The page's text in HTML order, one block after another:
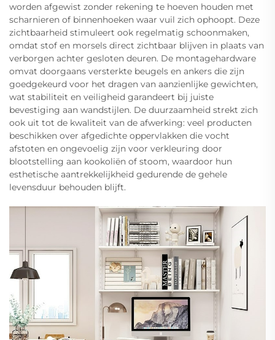
worden afgewist zonder rekening te hoeven houden met
scharnieren of binnenhoeken waar vuil zich ophoopt. Deze
zichtbaarheid stimuleert ook regelmatig schoonmaken,
omdat stof en morsels direct zichtbaar blijven in plaats van
verborgen achter gesloten deuren. De montagehardware
omvat doorgaans versterkte beugels en ankers die zijn
goedgekeurd voor het dragen van aanzienlijke gewichten,
wat stabiliteit en veiligheid garandeert bij juiste
bevestiging aan wandstijlen. De duurzaamheid strekt zich
ook uit tot de kwaliteit van de afwerking: veel producten
beschikken over afgedichte oppervlakken die vocht
afstoten en ongevoelig zijn voor verkleuring door
blootstelling aan kookoliën of stoom, waardoor hun
esthetische aantrekkelijkheid gedurende de gehele
levensduur behouden blijft.